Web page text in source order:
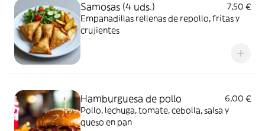
Samosas (4 uds.)
7,50 €
Empanadillas rellenas de repollo, fritas y
crujientes
Hamburguesa de pollo
6,00 €
Pollo, lechuga, tomate, cebolla, salsa y
queso en pan